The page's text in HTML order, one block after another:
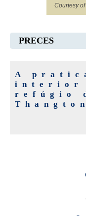
Courtesy
PRECES
A
interior
refúgio